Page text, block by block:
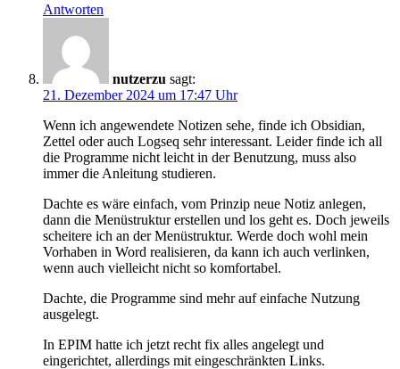
Antworten
nutzerzu sagt:
21. Dezember 2024 um 17:47 Uhr
Wenn ich angewendete Notizen sehe, finde ich Obsidian,
Zettel oder auch Logseq sehr interessant. Leider finde ich all
die Programme nicht leicht in der Benutzung, muss also
immer die Anleitung studieren.
Dachte es wäre einfach, vom Prinzip neue Notiz anlegen,
dann die Menüstruktur erstellen und los geht es. Doch jeweils
scheitere ich an der Menüstruktur. Werde doch wohl mein
Vorhaben in Word realisieren, da kann ich auch verlinken,
wenn auch vielleicht nicht so komfortabel.
Dachte, die Programme sind mehr auf einfache Nutzung
ausgelegt.
In EPIM hatte ich jetzt recht fix alles angelegt und
eingerichtet, allerdings mit eingeschränkten Links.